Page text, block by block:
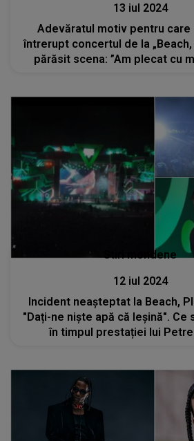
13 iul 2024
Adevăratul motiv pentru care
întrerupt concertul de la „Beach,
părăsit scena: ”Am plecat cu
Stiri mondene
12 iul 2024
Incident neașteptat la Beach,
"Dați-ne niște apă că leșină". Ce
în timpul prestației lui